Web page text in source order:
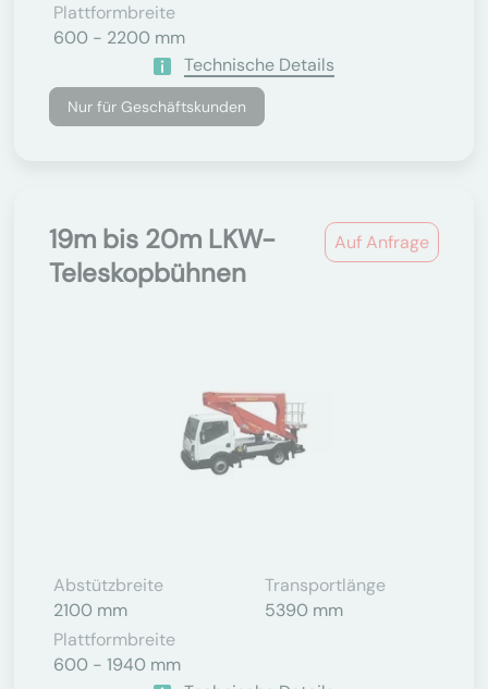
Plattformbreite
600 - 2200 mm
Technische Details
Nur für Geschäftskunden
Auf Anfrage
19m bis 20m LKW-
Teleskopbühnen
Abstützbreite
2100 mm
Transportlänge
5390 mm
Plattformbreite
600 - 1940 mm